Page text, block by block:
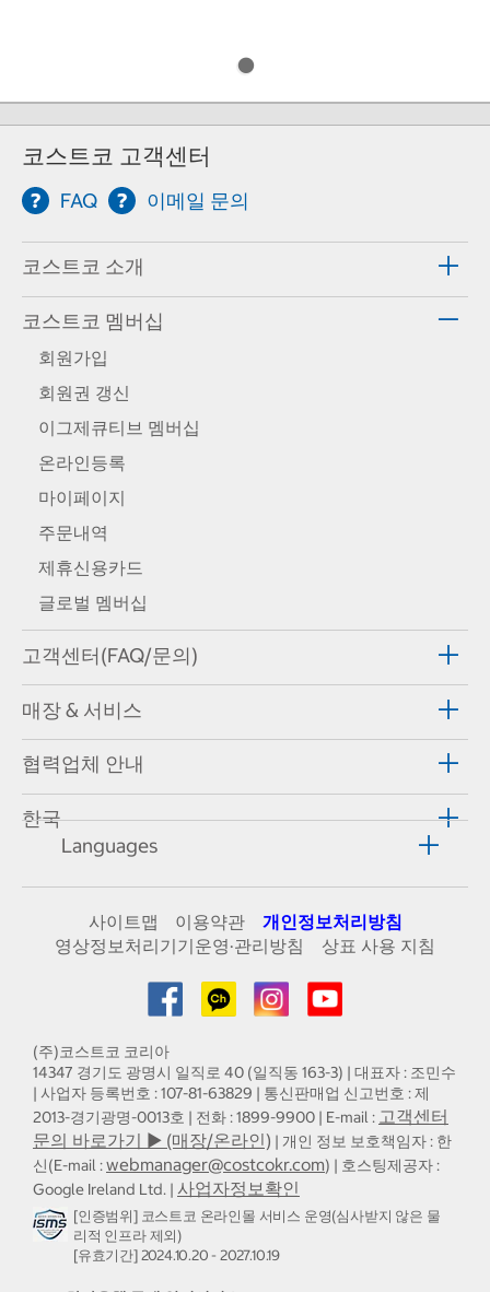
코스트코 고객센터
FAQ 이메일 문의
코스트코 소개
코스트코 멤버십
회원가입
회원권 갱신
이그제큐티브 멤버십
온라인등록
마이페이지
주문내역
제휴신용카드
글로벌 멤버십
고객센터(FAQ/문의)
매장 & 서비스
협력업체 안내
한국
Languages
사이트맵 이용약관
개인정보처리방침
영상정보처리기기운영·관리방침
상표 사용 지침
(주)코스트코 코리아
14347 경기도 광명시 일직로 40 (일직동 163-3) | 대표자 : 조민수
| 사업자 등록번호 : 107-81-63829 | 통신판매업 신고번호 : 제
2013-경기광명-0013호 | 전화 : 1899-9900 | E-mail : 고객센터
문의 바로가기 ▶ (매장/온라인) | 개인 정보 보호책임자 : 한
신(E-mail :webmanager@costcokr.com) | 호스팅제공자 :
Google Ireland Ltd. | 사업자정보확인
[인증범위] 코스트코 온라인몰 서비스 운영(심사받지 않은 물
리적 인프라 제외)
[유효기간] 2024.10.20 - 2027.10.19